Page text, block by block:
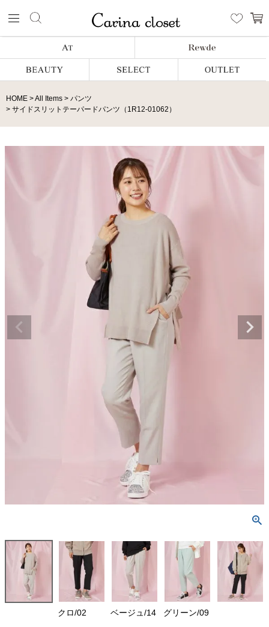
HOME All Items
パンツ
サイドスリットテーパードパンツ（1R12-01062）
クロ/02 ベージュ/14 グリーン/09